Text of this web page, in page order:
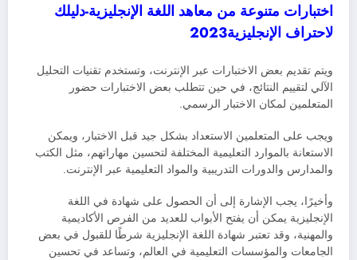
اختبارات متنوعة من معاهد اللغة الإنجليزية-دليلك
لاحتراف الإنجليزية2023
ويتم تقديم بعض الاختبارات عبر الإنترنت، وتستخدم تقنيات التحليل
الآلي لتقييم النتائج، في حين تتطلب بعض الاختبارات حضور
المتعلمين لمكان الاختبار الرسمي.
ويجب على المتعلمين الاستعداد بشكل جيد قبل الاختبار، ويمكن
الاستعانة بالموارد التعليمية المختلفة لتحسين مهاراتهم، مثل الكتب
والمدارس والدورات التدريبية والمواد التعليمية عبر الإنترنت.
وأخيرًا، يجب الإشارة إلى أن الحصول على شهادة في اللغة
الإنجليزية يمكن أن يفتح الأبواب للعديد من الفرص الأكاديمية
والمهنية، وقد تعتبر شهادة اللغة الإنجليزية شرطًا للقبول في بعض
الجامعات والمؤسسات التعليمية في العالم، وتساعد في تحسين